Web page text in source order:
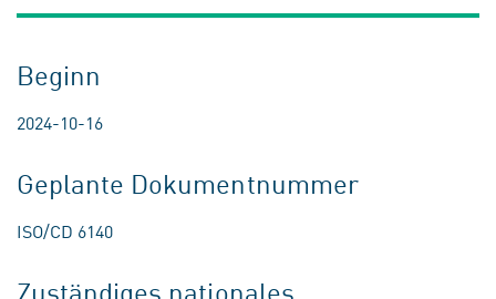
Beginn
2024-10-16
Geplante Dokumentnummer
ISO/CD 6140
Zuständiges nationales